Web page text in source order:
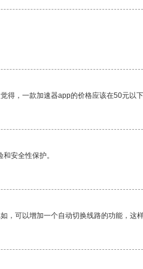
得，一款加速器app的价格应该在50元以下
安全性保护。
，可以增加一个自动切换线路的功能，这